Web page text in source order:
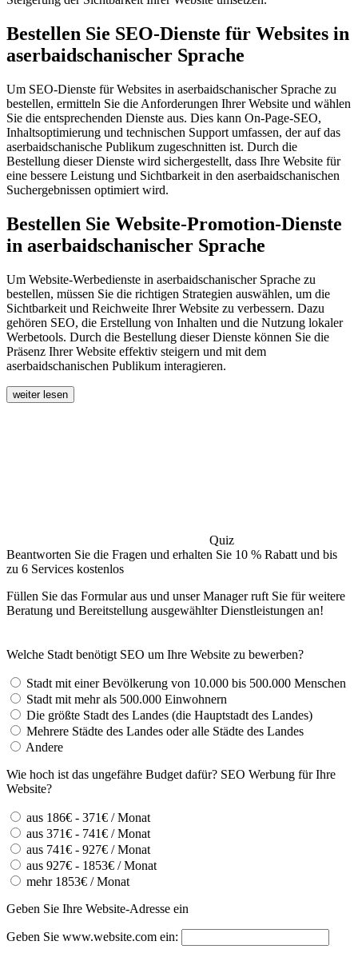
Bestellen Sie SEO-Dienste für Websites in
aserbaidschanischer Sprache
Um SEO-Dienste für Websites in aserbaidschanischer Sprache zu
bestellen, ermitteln Sie die Anforderungen Ihrer Website und wählen
Sie die entsprechenden Dienste aus. Dies kann On-Page-SEO,
Inhaltsoptimierung und technischen Support umfassen, der auf das
aserbaidschanische Publikum zugeschnitten ist. Durch die
Bestellung dieser Dienste wird sichergestellt, dass Ihre Website für
eine bessere Leistung und Sichtbarkeit in den aserbaidschanischen
Suchergebnissen optimiert wird.
Bestellen Sie Website-Promotion-Dienste
in aserbaidschanischer Sprache
Um Website-Werbedienste in aserbaidschanischer Sprache zu
bestellen, müssen Sie die richtigen Strategien auswählen, um die
Sichtbarkeit und Reichweite Ihrer Website zu verbessern. Dazu
gehören SEO, die Erstellung von Inhalten und die Nutzung lokaler
Werbetools. Durch die Bestellung dieser Dienste können Sie die
Präsenz Ihrer Website effektiv steigern und mit dem
aserbaidschanischen Publikum interagieren.
weiter lesen
Quiz
Beantworten Sie die Fragen und erhalten Sie 10 % Rabatt und bis
zu 6 Services kostenlos
Füllen Sie das Formular aus und unser Manager ruft Sie für weitere
Beratung und Bereitstellung ausgewählter Dienstleistungen an!
Welche Stadt benötigt SEO um Ihre Website zu bewerben?
Stadt mit einer Bevölkerung von 10.000 bis 500.000 Menschen
Stadt mit mehr als 500.000 Einwohnern
Die größte Stadt des Landes (die Hauptstadt des Landes)
Mehrere Städte des Landes oder alle Städte des Landes
Andere
Wie hoch ist das ungefähre Budget dafür? SEO Werbung für Ihre
Website?
aus 186€ - 371€ / Monat
aus 371€ - 741€ / Monat
aus 741€ - 927€ / Monat
aus 927€ - 1853€ / Monat
mehr 1853€ / Monat
Geben Sie Ihre Website-Adresse ein
Geben Sie www.website.com ein: